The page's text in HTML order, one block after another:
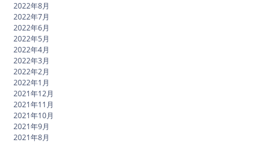
2022年8月
2022年7月
2022年6月
2022年5月
2022年4月
2022年3月
2022年2月
2022年1月
2021年12月
2021年11月
2021年10月
2021年9月
2021年8月